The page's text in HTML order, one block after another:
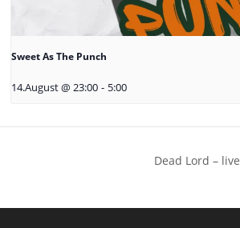
Sweet As The Punch
14.August @ 23:00 - 5:00
Dead Lord – live